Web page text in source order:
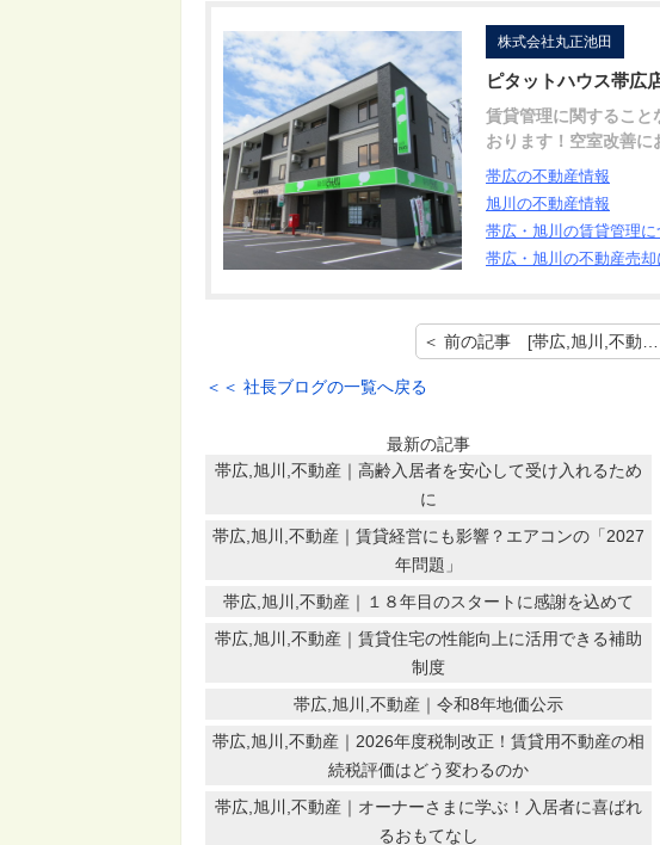
株式会社丸正池田
ピタットハウス帯広
賃貸管理に関すること
おります！空室改善に
帯広の不動産情報
旭川の不動産情報
帯広・旭川の賃貸管理に
帯広・旭川の不動産売却
＜＜ 社長ブログの一覧へ戻る
最新の記事
帯広,旭川,不動産｜高齢入居者を安心して受け入れるため
に
帯広,旭川,不動産｜賃貸経営にも影響？エアコンの「2027
年問題」
帯広,旭川,不動産｜１８年目のスタートに感謝を込めて
帯広,旭川,不動産｜賃貸住宅の性能向上に活用できる補助
制度
帯広,旭川,不動産｜令和8年地価公示
帯広,旭川,不動産｜2026年度税制改正！賃貸用不動産の相
続税評価はどう変わるのか
帯広,旭川,不動産｜オーナーさまに学ぶ！入居者に喜ばれ
るおもてなし